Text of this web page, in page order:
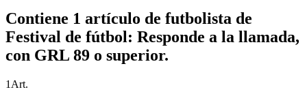
Contiene 1 artículo de futbolista de
Festival de fútbol: Responde a la llamada,
con GRL 89 o superior.
1 Art.